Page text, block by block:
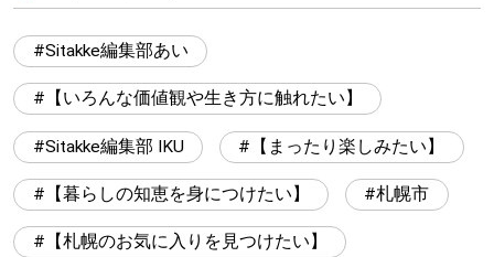
Sitakke編集部あい
【いろんな価値観や生き方に触れたい】
Sitakke編集部 IKU 【まったり楽しみたい】
【暮らしの知恵を身につけたい】 札幌市
【札幌のお気に入りを見つけたい】